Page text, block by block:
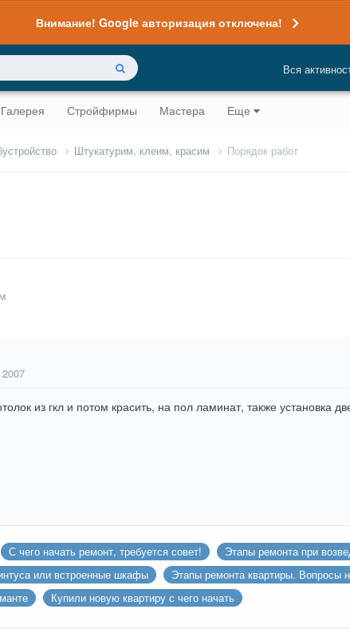
Внимание! Google авторизация отключена!
Вся
Галерея Стройфирмы Мастера Еще
Штукатурим, клеим, красим Порядок работ
из гкл и потом красить, на пол ламинат, также установка
С чего начать ремонт, требуется совет!
Этапы ремонта при
или встроенные шкафы
Этапы ремонта квартиры. Вопросы
Купили новую квартиру с чего начать